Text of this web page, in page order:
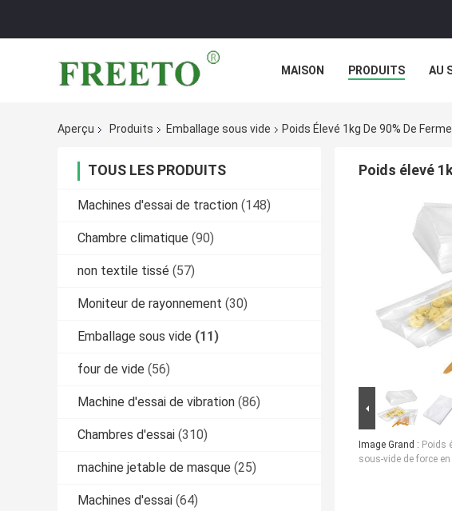
MAISON PRODUITS AU
Aperçu Produits Emballage sous vide Poids Élevé 1kg De 90% De
TOUS LES PRODUITS
Machines d'essai de traction (148)
Chambre climatique (90)
non textile tissé (57)
Moniteur de rayonnement (30)
Emballage sous vide (11)
four de vide (56)
Machine d'essai de vibration (86)
Chambres d'essai (310)
machine jetable de masque (25)
Machines d'essai (64)
Poids élevé
Image Grand : Poids
sous-vide de force